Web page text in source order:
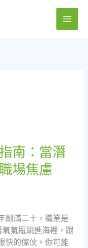
南：當潛
場焦慮
剛滿二十，職業是
氣瓶跳進海裡，跟
快的傢伙。你可能